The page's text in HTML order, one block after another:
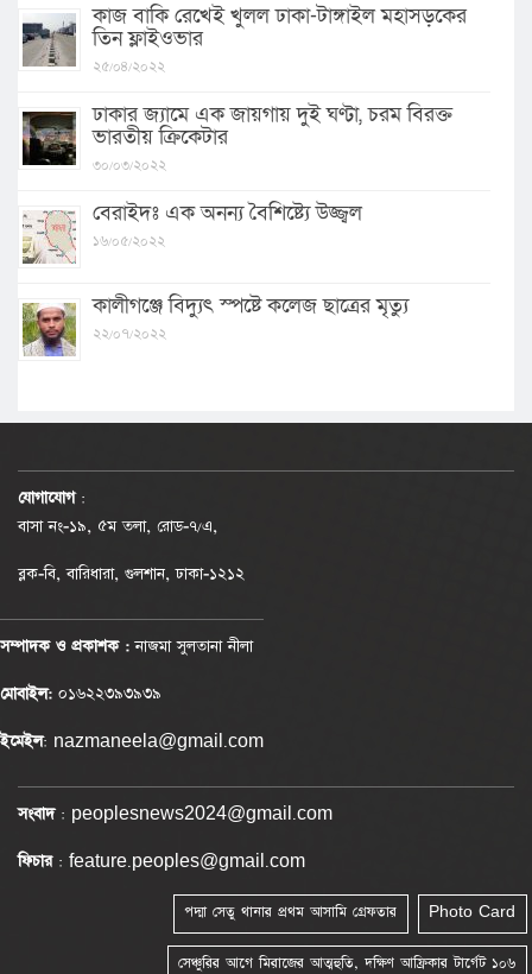
কাজ বাকি রেখেই খুলল ঢাকা-টাঙ্গাইল মহাসড়কের
তিন ফ্লাইওভার
২৫/০৪/২০২২
ঢাকার জ্যামে এক জায়গায় দুই ঘণ্টা, চরম বিরক্ত
ভারতীয় ক্রিকেটার
৩০/০৩/২০২২
বেরাইদঃ এক অনন্য বৈশিষ্ট্যে উজ্জ্বল
১৬/০৫/২০২২
কালীগঞ্জে বিদ্যুৎ স্পষ্টে কলেজ ছাত্রের মৃত্যু
২২/০৭/২০২২
যোগাযোগ :
বাসা নং-১৯, ৫ম তলা, রোড-৭/এ,
ব্লক-বি, বারিধারা, গুলশান, ঢাকা-১২১২
সম্পাদক ও প্রকাশক :নাজমা সুলতানা নীলা
মোবাইল: ০১৬২২৩৯৩৯৩৯
ইমেইল: nazmaneela@gmail.com
সংবাদ: peoplesnews2024@gmail.com
ফিচার: feature.peoples@gmail.com
Photo Card
পদ্মা সেতু থানার প্রথম আসামি গ্রেফতার
সেঞ্চুরির আগে মিরাজের আত্মহুতি, দক্ষিণ আফ্রিকার টার্গেট ১০৬